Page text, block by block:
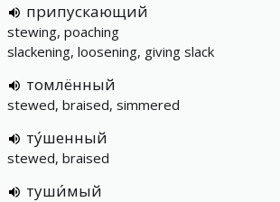
припускающий
stewing, poaching
slackening, loosening, giving slack
томлённый
stewed, braised, simmered
ту́шенный
stewed, braised
туши́мый